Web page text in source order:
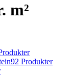
m²
92 Produkter